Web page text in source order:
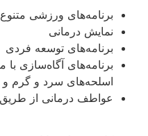
برنامه‌های ورزشی
نمایش درمانی
برنامه‌های توسعه فردی
برنامه‌های آگاه‌سازی با
اسلحه‌های سرد و گرم و
عواطف درمانی از